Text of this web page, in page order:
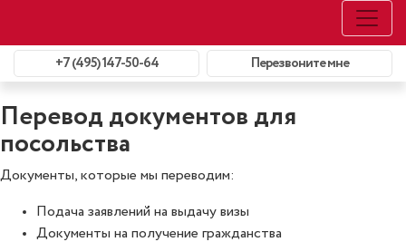
+7 (495) 147-50-64 Перезвоните мне
Перевод документов для
посольства
Документы, которые мы переводим:
Подача заявлений на выдачу визы
Документы на получение гражданства